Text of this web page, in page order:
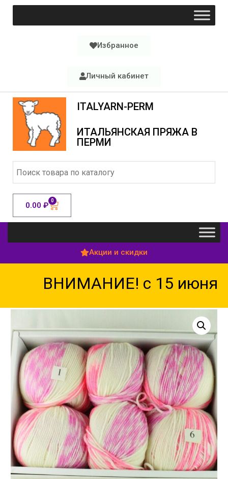
Избранное
Личный кабинет
ITALYARN-PERM
ИТАЛЬЯНСКАЯ ПРЯЖА В
ПЕРМИ
0.00 ₽ 0
Акции и скидки
ВНИМАНИЕ! с 15 июня